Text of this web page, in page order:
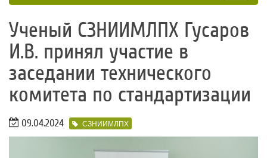
Ученый СЗНИИМЛПХ Гусаров
И.В. принял участие в
заседании технического
комитета по стандартизации
09.04.2024 СЗНИИМЛПХ